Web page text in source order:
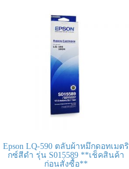
Epson LQ-590 ตลับผ้าหมึกดอทเมตริ
กซ์สีดำ รุ่น S015589 **เช็คสินค้า
ก่อนสั่งซื้อ**